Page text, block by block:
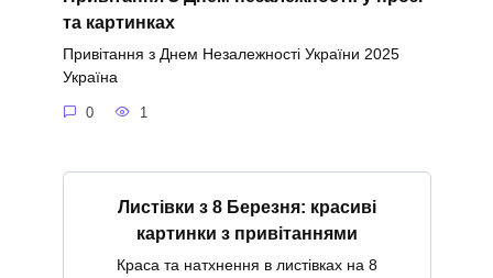
та картинках
Привітання з Днем Незалежності України 2025
Україна
0 1
Листівки з 8 Березня: красиві
картинки з привітаннями
Краса та натхнення в листівках на 8